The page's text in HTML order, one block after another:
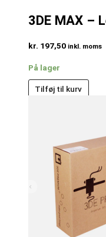
3DE MAX –
kr. 197,50 inkl. moms
På lager
Tilføj til kurv